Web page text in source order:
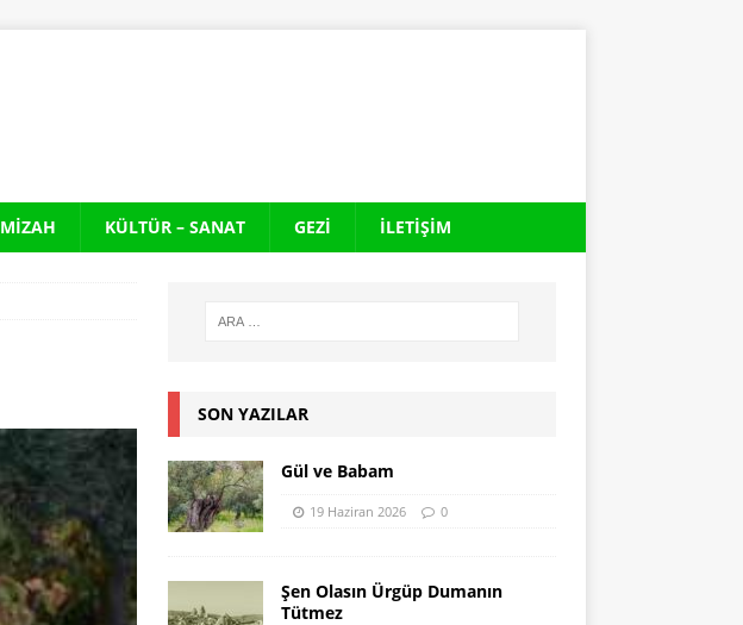
MIZAH KÜLTÜR – SANAT GEZI İLETIŞIM
SON YAZILAR
Gül ve Babam
19 Haziran 2026 0
Şen Olasın Ürgüp Dumanın
Tütmez